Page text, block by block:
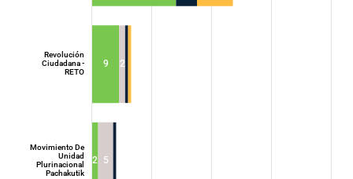
2
9
5
2
Movimiento De
Unidad
Plurinacional
Pachakutik
Revolución
Ciudadana -
RETO